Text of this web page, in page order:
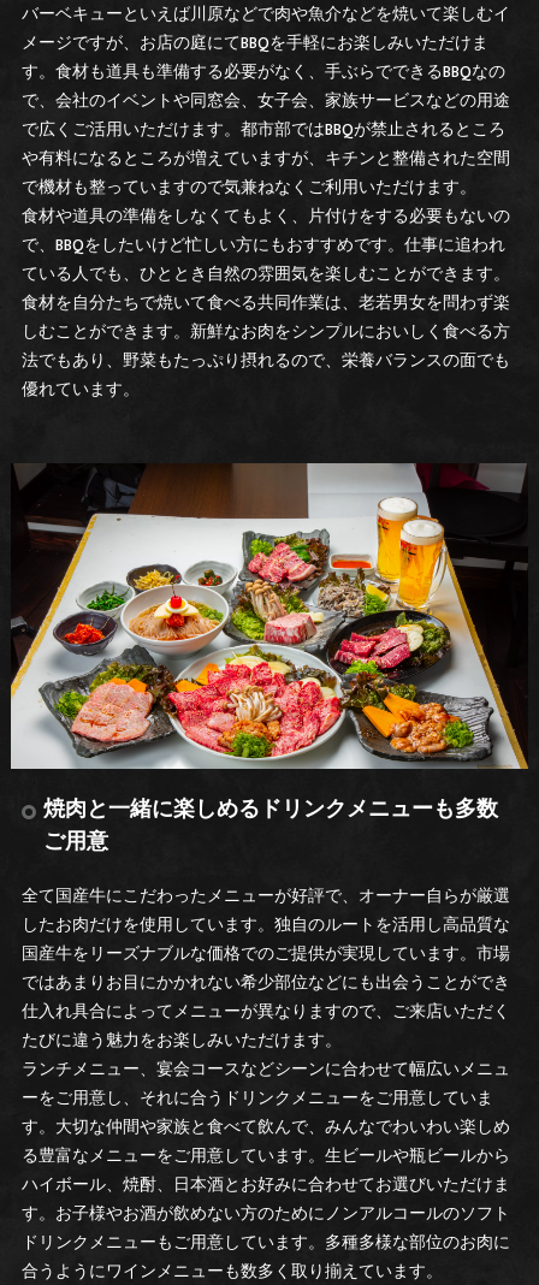
バーベキューといえば川原などで肉や魚介などを焼いて楽しむイ
メージですが、お店の庭にてBBQを手軽にお楽しみいただけま
す。食材も道具も準備する必要がなく、手ぶらでできるBBQなの
で、会社のイベントや同窓会、女子会、家族サービスなどの用途
で広くご活用いただけます。都市部ではBBQが禁止されるところ
や有料になるところが増えていますが、キチンと整備された空間
で機材も整っていますので気兼ねなくご利用いただけます。
食材や道具の準備をしなくてもよく、片付けをする必要もないの
で、BBQをしたいけど忙しい方にもおすすめです。仕事に追われ
ている人でも、ひととき自然の雰囲気を楽しむことができます。
食材を自分たちで焼いて食べる共同作業は、老若男女を問わず楽
しむことができます。新鮮なお肉をシンプルにおいしく食べる方
法でもあり、野菜もたっぷり摂れるので、栄養バランスの面でも
優れています。
焼肉と一緒に楽しめるドリンクメニューも多数
ご用意
全て国産牛にこだわったメニューが好評で、オーナー自らが厳選
したお肉だけを使用しています。独自のルートを活用し高品質な
国産牛をリーズナブルな価格でのご提供が実現しています。市場
ではあまりお目にかかれない希少部位などにも出会うことができ
仕入れ具合によってメニューが異なりますので、ご来店いただく
たびに違う魅力をお楽しみいただけます。
ランチメニュー、宴会コースなどシーンに合わせて幅広いメニュ
ーをご用意し、それに合うドリンクメニューをご用意していま
す。大切な仲間や家族と食べて飲んで、みんなでわいわい楽しめ
る豊富なメニューをご用意しています。生ビールや瓶ビールから
ハイボール、焼酎、日本酒とお好みに合わせてお選びいただけま
す。お子様やお酒が飲めない方のためにノンアルコールのソフト
ドリンクメニューもご用意しています。多種多様な部位のお肉に
合うようにワインメニューも数多く取り揃えています。